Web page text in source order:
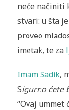
neće načiniti
stvari: u šta
proveo
imetak, te za
Imam Sadik,
Sigurno ćete
“Ovaj ummet